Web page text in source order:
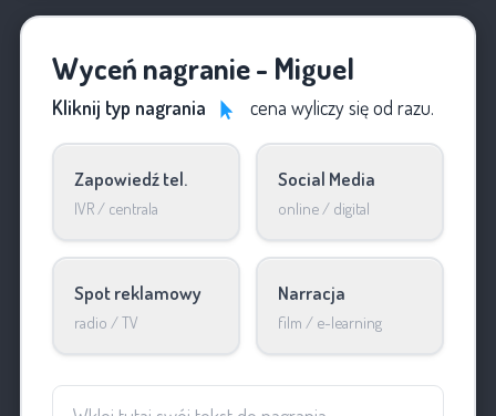
Wyceń nagranie - Miguel
Kliknij typ nagrania cena wyliczy się od razu.
Zapowiedź tel.
IVR / centrala
Social Media
online / digital
Spot reklamowy
radio / TV
Narracja
film / e-learning